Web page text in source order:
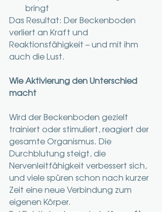
bringt
Das Resultat: Der Beckenboden
verliert an Kraft und
Reaktionsfähigkeit – und mit ihm
auch die Lust.
Wie Aktivierung den Unterschied
macht
Wird der Beckenboden gezielt
trainiert oder stimuliert, reagiert der
gesamte Organismus. Die
Durchblutung steigt, die
Nervenleitfähigkeit verbessert sich,
und viele spüren schon nach kurzer
Zeit eine neue Verbindung zum
eigenen Körper.